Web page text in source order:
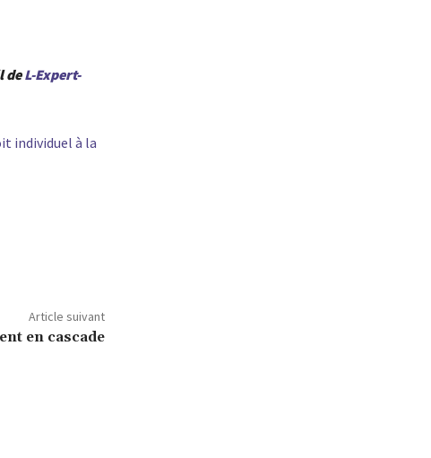
deL-Expert-
individuel à la
Article suivant
en cascade